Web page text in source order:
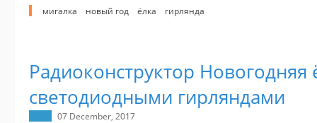
мигалка
новый год ёлка гирлянда
Радиоконструктор Новогодняя
светодиодными гирляндами
07 December, 2017